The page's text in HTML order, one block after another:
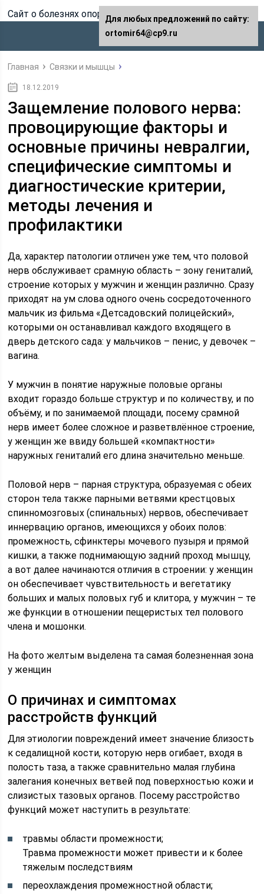
Сайт о болезнях опорно-двигательного аппарата
Главная Связки и мышцы
18.12.2019
Защемление полового нерва:
провоцирующие факторы и
основные причины невралгии,
специфические симптомы и
диагностические критерии,
методы лечения и
профилактики
Да, характер патологии отличен уже тем, что половой
нерв обслуживает срамную область – зону гениталий,
строение которых у мужчин и женщин различно. Сразу
приходят на ум слова одного очень сосредоточенного
мальчик из фильма «Детсадовский полицейский»,
которыми он останавливал каждого входящего в
дверь детского сада: у мальчиков – пенис, у девочек –
вагина.
У мужчин в понятие наружные половые органы
входит гораздо больше структур и по количеству, и по
объёму, и по занимаемой площади, посему срамной
нерв имеет более сложное и разветвлённое строение,
у женщин же ввиду большей «компактности»
наружных гениталий его длина значительно меньше.
Половой нерв – парная структура, образуемая с обеих
сторон тела также парными ветвями крестцовых
спинномозговых (спинальных) нервов, обеспечивает
иннервацию органов, имеющихся у обоих полов:
промежность, сфинктеры мочевого пузыря и прямой
кишки, а также поднимающую задний проход мышцу,
а вот далее начинаются отличия в строении: у женщин
он обеспечивает чувствительность и вегетатику
больших и малых половых губ и клитора, у мужчин – те
же функции в отношении пещеристых тел полового
члена и мошонки.
На фото желтым выделена та самая болезненная зона
у женщин
О причинах и симптомах
расстройств функций
Для этиологии повреждений имеет значение близость
к седалищной кости, которую нерв огибает, входя в
полость таза, а также сравнительно малая глубина
залегания конечных ветвей под поверхностью кожи и
слизистых тазовых органов. Посему расстройство
функций может наступить в результате:
травмы области промежности;
Травма промежности может привести и к более
тяжелым последствиям
переохлаждения промежностной области;
Для любых предложений по сайту:
ortomir64@cp9.ru